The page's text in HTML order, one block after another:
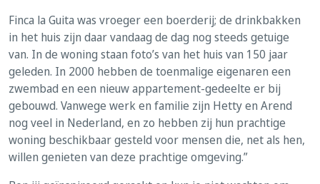
Finca la Guita was vroeger een boerderij; de drinkbakken
in het huis zijn daar vandaag de dag nog steeds getuige
van. In de woning staan foto’s van het huis van 150 jaar
geleden. In 2000 hebben de toenmalige eigenaren een
zwembad en een nieuw appartement-gedeelte er bij
gebouwd. Vanwege werk en familie zijn Hetty en Arend
nog veel in Nederland, en zo hebben zij hun prachtige
woning beschikbaar gesteld voor mensen die, net als hen,
willen genieten van deze prachtige omgeving.”